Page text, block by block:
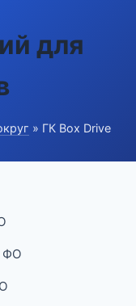
для
» ГК Box Drive
ФО